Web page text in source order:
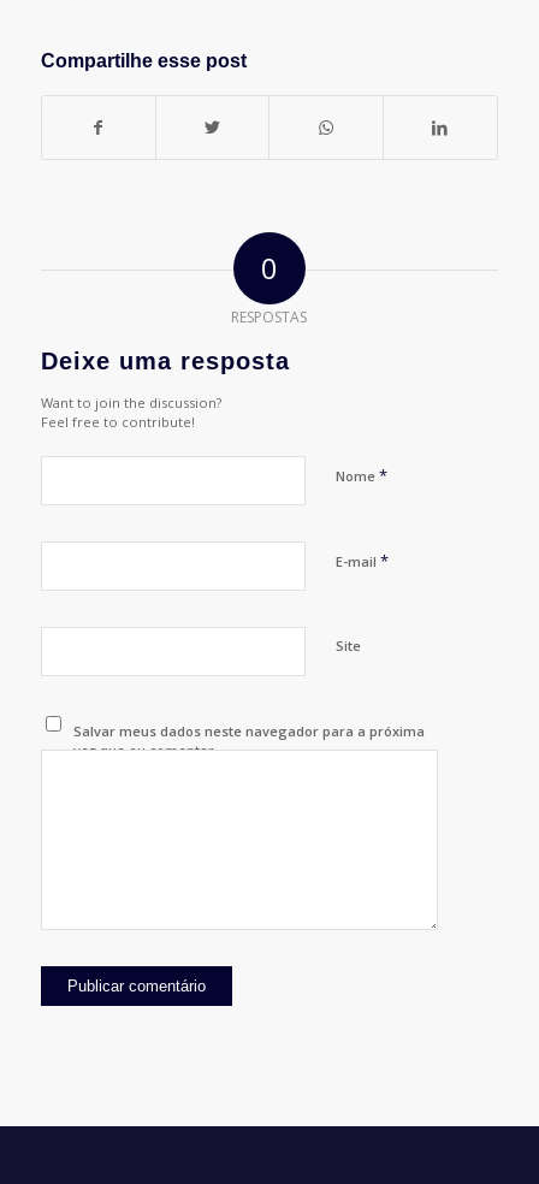
Compartilhe esse post
0
RESPOSTAS
Deixe uma resposta
Want to join the discussion?
Feel free to contribute!
Nome *
E-mail *
Site
Salvar meus dados neste navegador para a próxima
vez que eu comentar.